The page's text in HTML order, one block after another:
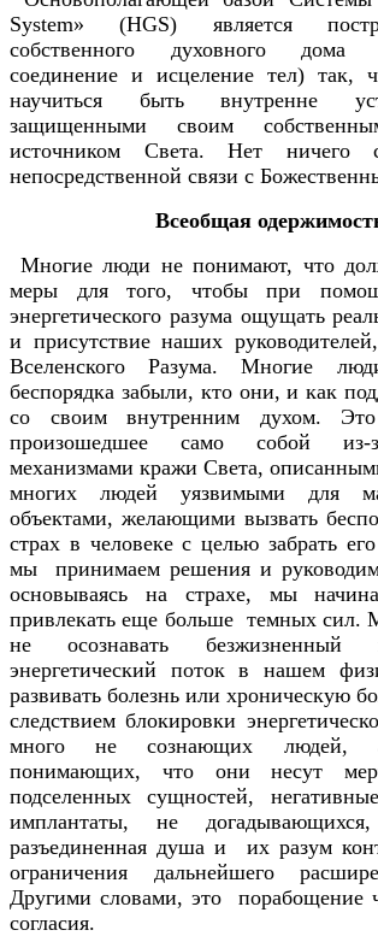
System» (HGS) является
собственного духовного дома
соединение и исцеление тел) так,
научиться быть внутренне
защищенными своим
источником Света. Нет ничего
непосредственной связи с
Всеобщая
Многие люди не понимают, что
меры для того, чтобы при
энергетического разума ощущать
и присутствие наших
Вселенского Разума. Многие
беспорядка забыли, кто они, и как
со своим внутренним духом. Это
произошедшее само собой из-
механизмами кражи Света,
многих людей уязвимыми для
объектами, желающими вызвать
страх в человеке с целью забрать
мы принимаем решения и
основываясь на страхе, мы
привлекать еще больше темных сил.
не осознавать безжизненный
энергетический поток в нашем
развивать болезнь или хроническую
следствием блокировки
много не сознающих людей,
понимающих, что они несут
подселенных сущностей,
имплантаты, не
разъединенная душа и их разум
ограничения дальнейшего
Другими словами, это порабощение
согласия.